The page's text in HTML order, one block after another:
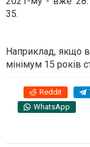
35.
Наприклад, якщо
мінімум 15 років
Reddit
WhatsApp